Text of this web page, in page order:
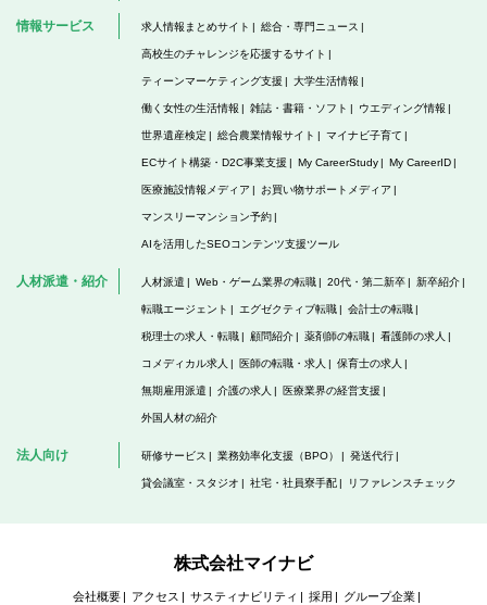
情報サービス 求人情報まとめサイト 総合・専門ニュース
高校生のチャレンジを応援するサイト
ティーンマーケティング支援 大学生活情報
働く女性の生活情報 雑誌・書籍・ソフト ウエディング情報
世界遺産検定 総合農業情報サイト マイナビ子育て
ECサイト構築・D2C事業支援 My CareerStudy My CareerID
医療施設情報メディア お買い物サポートメディア
マンスリーマンション予約
AIを活用したSEOコンテンツ支援ツール
人材派遣・紹介 人材派遣 Web・ゲーム業界の転職 20代・第二新卒 新卒紹介
転職エージェント エグゼクティブ転職 会計士の転職
税理士の求人・転職 顧問紹介 薬剤師の転職 看護師の求人
コメディカル求人 医師の転職・求人 保育士の求人
無期雇用派遣 介護の求人 医療業界の経営支援
外国人材の紹介
法人向け 研修サービス 業務効率化支援（BPO） 発送代行
貸会議室・スタジオ 社宅・社員寮手配 リファレンスチェック
株式会社マイナビ
会社概要 アクセス サスティナビリティ 採用 グループ企業